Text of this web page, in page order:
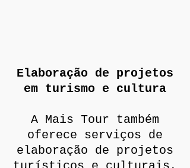
Elaboração de projetos
em turismo e cultura
A Mais Tour também
oferece serviços de
elaboração de projetos